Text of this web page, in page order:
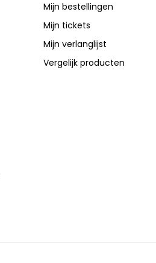
Mijn bestellingen
Mijn tickets
Mijn verlanglijst
Vergelijk producten